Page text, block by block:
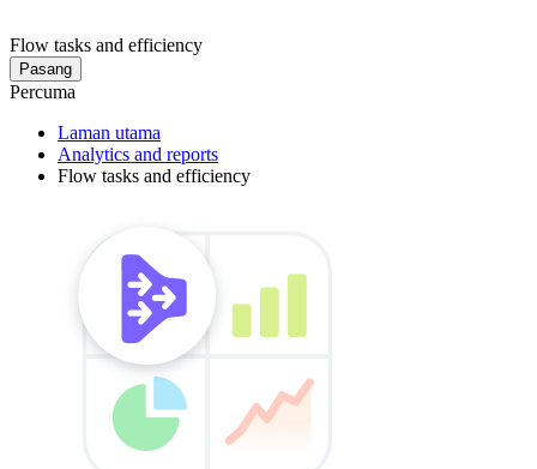
Flow tasks and efficiency
Pasang
Percuma
Laman utama
Analytics and reports
Flow tasks and efficiency